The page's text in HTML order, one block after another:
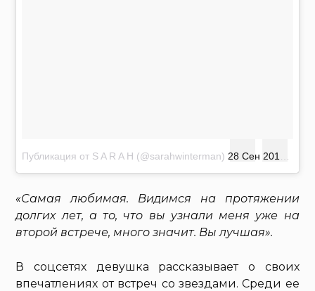
Публикация от S A R A H (@sarahwinterman) 28 Сен 2015 в 4:40 PDT
«Самая любимая. Видимся на протяжении
долгих лет, а то, что вы узнали меня уже на
второй встрече, много значит. Вы лучшая».
В соцсетях девушка рассказывает о своих
впечатлениях от встреч со звездами. Среди ее